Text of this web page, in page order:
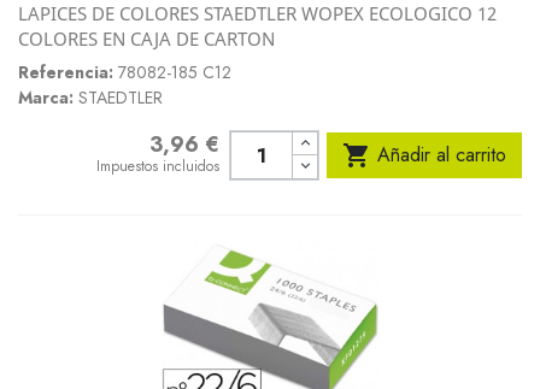
LAPICES DE COLORES STAEDTLER WOPEX ECOLOGICO 12
COLORES EN CAJA DE CARTON
Referencia: 78082-185 C12
Marca: STAEDTLER
3,96 €
Impuestos incluidos  Añadir al carrito